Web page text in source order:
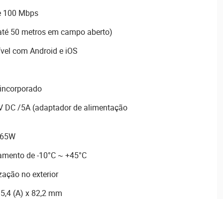
100 Mbps
50 metros em campo aberto)
com Android e iOS
DC /5A (adaptador de alimentação
de -10°C ~ +45°C
no exterior
(A) x 82,2 mm